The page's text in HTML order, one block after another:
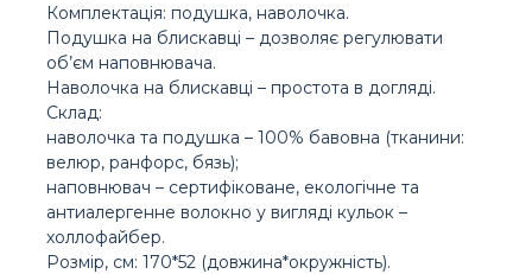
Комплектація: подушка, наволочка.
Подушка на блискавці – дозволяє регулювати
об’єм наповнювача.
Наволочка на блискавці – простота в догляді.
Склад:
наволочка та подушка – 100% бавовна (тканини:
велюр, ранфорс, бязь);
наповнювач – сертифіковане, екологічне та
антиалергенне волокно у вигляді кульок –
холлофайбер.
Розмір, см: 170*52 (довжина*окружність).